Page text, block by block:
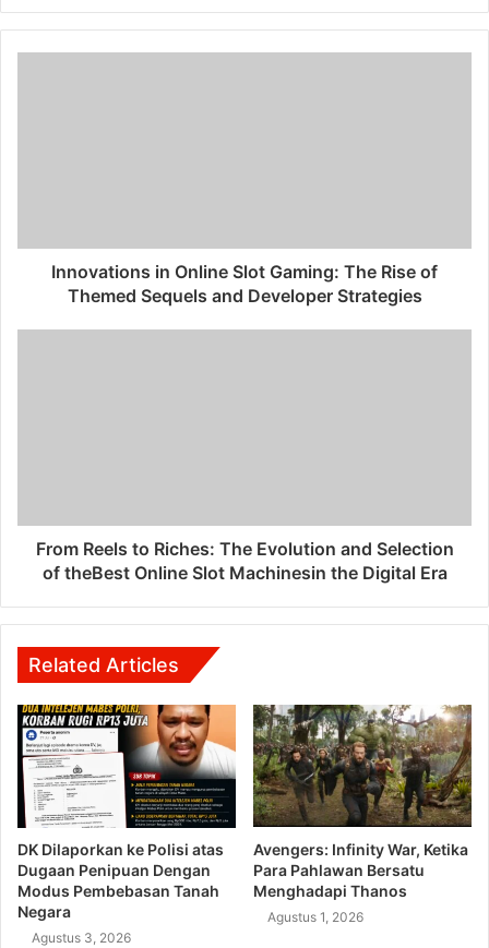
Innovations in Online Slot Gaming: The Rise of
Themed Sequels and Developer Strategies
From Reels to Riches: The Evolution and Selection
of theBest Online Slot Machinesin the Digital Era
Related Articles
DK Dilaporkan ke Polisi atas
Dugaan Penipuan Dengan
Modus Pembebasan Tanah
Negara
Agustus 3, 2026
Avengers: Infinity War, Ketika
Para Pahlawan Bersatu
Menghadapi Thanos
Agustus 1, 2026